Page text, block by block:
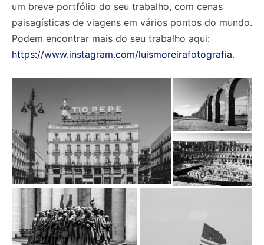
um breve portfólio do seu trabalho, com cenas
paisagísticas de viagens em vários pontos do mundo.
Podem encontrar mais do seu trabalho aqui:
https://www.instagram.com/luismoreirafotografia.